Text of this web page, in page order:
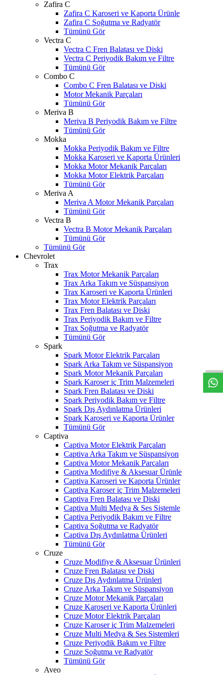
Zafira C
Zafira C Karoseri ve Kaporta Ürünle
Zafira C Soğutma ve Radyatör
Tümünü Gör
Vectra C
Vectra C Fren Balatası ve Diski
Vectra C Periyodik Bakım ve Filtre
Tümünü Gör
Combo C
Combo C Fren Balatası ve Diski
Motor Mekanik Parçaları
Tümünü Gör
Meriva B
Meriva B Periyodik Bakım ve Filtre
Tümünü Gör
Mokka
Mokka Periyodik Bakım ve Filtre
Mokka Karoseri ve Kaporta Ürünleri
Mokka Motor Mekanik Parçaları
Mokka Motor Elektrik Parçaları
Tümünü Gör
Meriva A
Meriva A Motor Mekanik Parçaları
Tümünü Gör
Vectra B
Vectra B Motor Mekanik Parçaları
Tümünü Gör
Tümünü Gör
Chevrolet
Trax
Trax Motor Mekanik Parçaları
Trax Arka Takım ve Süspansiyon
Trax Karoseri ve Kaporta Ürünleri
Trax Motor Elektrik Parçaları
Trax Fren Balatası ve Diski
Trax Periyodik Bakım ve Filtre
Trax Soğutma ve Radyatör
Tümünü Gör
Spark
Spark Motor Elektrik Parçaları
Spark Arka Takım ve Süspansiyon
Spark Motor Mekanik Parçaları
Spark Karoser iç Trim Malzemeleri
Spark Fren Balatası ve Diski
Spark Periyodik Bakım ve Filtre
Spark Dış Aydınlatma Ürünleri
Spark Karoseri ve Kaporta Ürünler
Tümünü Gör
Captiva
Captiva Motor Elektrik Parçaları
Captiva Arka Takım ve Süspansiyon
Captiva Motor Mekanik Parçaları
Captiva Modifiye & Aksesuar Ürünle
Captiva Karoseri ve Kaporta Ürünler
Captiva Karoser iç Trim Malzemeleri
Captiva Fren Balatası ve Diski
Captiva Multi Medya & Ses Sistemle
Captiva Periyodik Bakım ve Filtre
Captiva Soğutma ve Radyatör
Captiva Dış Aydınlatma Ürünleri
Tümünü Gör
Cruze
Cruze Modifiye & Aksesuar Ürünleri
Cruze Fren Balatası ve Diski
Cruze Dış Aydınlatma Ürünleri
Cruze Arka Takım ve Süspansiyon
Cruze Motor Mekanik Parçaları
Cruze Karoseri ve Kaporta Ürünleri
Cruze Motor Elektrik Parçaları
Cruze Karoser iç Trim Malzemeleri
Cruze Multi Medya & Ses Sistemleri
Cruze Periyodik Bakım ve Filtre
Cruze Soğutma ve Radyatör
Tümünü Gör
Aveo